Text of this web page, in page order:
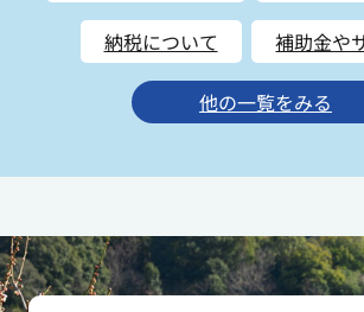
納税について 補助金や
他の⼀覧をみる